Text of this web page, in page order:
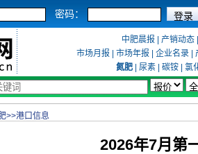
密码：
中肥晨报 产销动态
市场月报
市场年报 企业名录
氮肥
尿素 碳铵
氯
>>港口信息
2026年7月第